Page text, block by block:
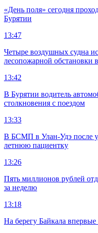
«День поля» сегодня
Бурятии
13:47
Четыре воздушных судна
лесопожарной обстановки
13:42
В Бурятии водитель
столкновения с поездом
13:33
В БСМП в Улан-Удэ после
летнюю пациентку
13:26
Пять миллионов рублей
за неделю
13:18
На берегу Байкала